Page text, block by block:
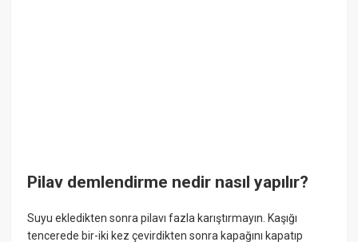
Pilav demlendirme nedir nasıl yapılır?
Suyu ekledikten sonra pilavı fazla karıştırmayın. Kaşığı
tencerede bir-iki kez çevirdikten sonra kapağını kapatıp